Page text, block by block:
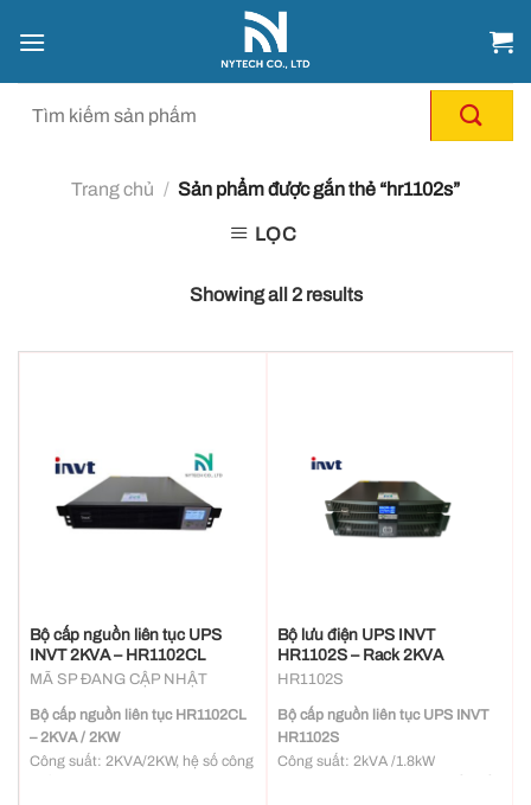
đến
Trang chủ / Sản phẩm được gắn thẻ “hr1102s”
LỌC
Showing all 2 results
Bộ cấp nguồn liên tục UPS
INVT 2KVA – HR1102CL
MÃ SP ĐANG CẬP NHẬT
Bộ cấp nguồn liên tục HR1102CL
– 2KVA / 2KW
Công suất: 2KVA/2KW, hệ số công
Bộ lưu điện UPS INVT
HR1102S – Rack 2KVA
HR1102S
Bộ cấp nguồn liên tục UPS INVT
HR1102S
Công suất: 2kVA /1.8kW